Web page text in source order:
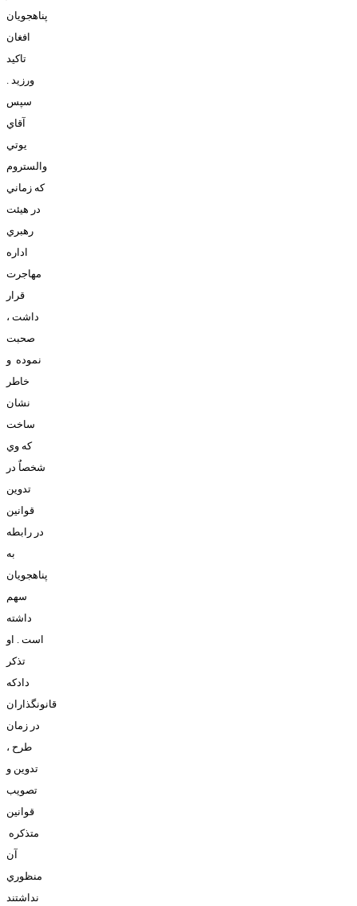
پناهجويان
افغان
تاکيد
ورزيد .
سپس
آقاي
يوتي
والستروم
که زماني
در هيئت
رهبري
اداره
مهاجرت
قرار
داشت ،
صحبت
نموده و
خاطر
نشان
ساخت
که وي
شخصاٌ در
تدوين
قوانين
در رابطه
به
پناهجويان
سهم
داشته
است . او
تذکر
دادکه
قانونگذاران
در زمان
طرح ،
تدوين و
تصويب
قوانين
متذکره
آن
منظوري
نداشتند